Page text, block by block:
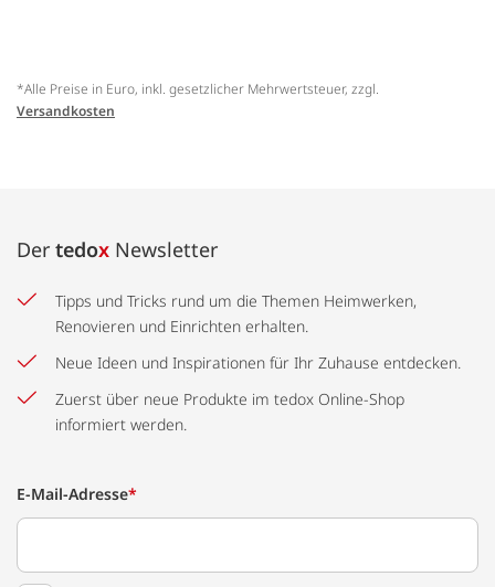
*Alle Preise in Euro, inkl. gesetzlicher Mehrwertsteuer, zzgl.
Versandkosten
Der tedox Newsletter
Tipps und Tricks rund um die Themen Heimwerken,
Renovieren und Einrichten erhalten.
Neue Ideen und Inspirationen für Ihr Zuhause entdecken.
Zuerst über neue Produkte im tedox Online-Shop
informiert werden.
E-Mail-Adresse*